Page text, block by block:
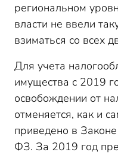
региональном
власти не ввели
взиматься со всех
Для учета
имущества с 2019
освобождении от
отменяется, как и
приведено в
ФЗ. За 2019 год